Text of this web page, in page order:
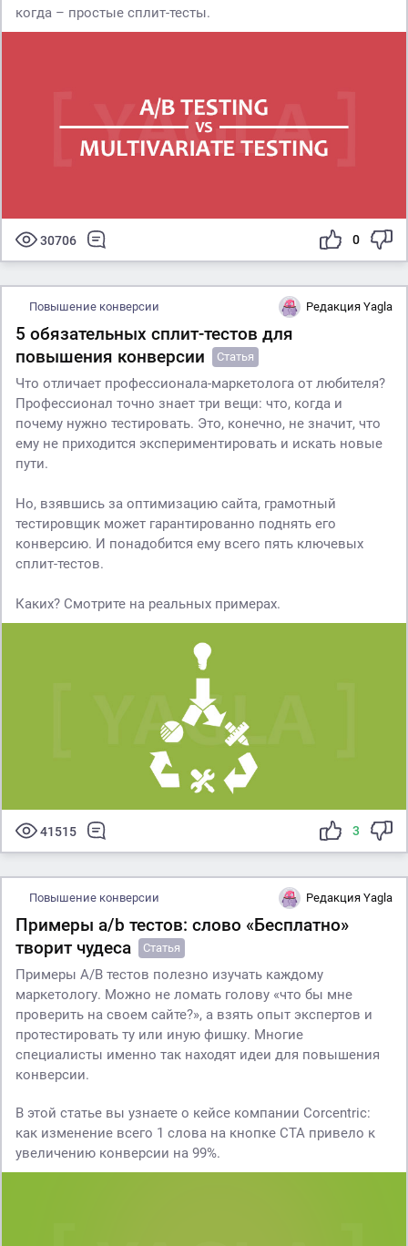
когда – простые сплит-тесты.
30706 0
Повышение конверсии Редакция Yagla
5 обязательных сплит-тестов для
повышения конверсии
Статья
Что отличает профессионала-маркетолога от любителя?
Профессионал точно знает три вещи: что, когда и
почему нужно тестировать. Это, конечно, не значит, что
ему не приходится экспериментировать и искать новые
пути.
Но, взявшись за оптимизацию сайта, грамотный
тестировщик может гарантированно поднять его
конверсию. И понадобится ему всего пять ключевых
сплит-тестов.
Каких? Смотрите на реальных примерах.
41515 3
Повышение конверсии Редакция Yagla
Примеры a/b тестов: слово «Бесплатно»
творит чудеса
Статья
Примеры A/B тестов полезно изучать каждому
маркетологу. Можно не ломать голову «что бы мне
проверить на своем сайте?», а взять опыт экспертов и
протестировать ту или иную фишку. Многие
специалисты именно так находят идеи для повышения
конверсии.
В этой статье вы узнаете о кейсе компании Corcentric:
как изменение всего 1 слова на кнопке CTA привело к
увеличению конверсии на 99%.